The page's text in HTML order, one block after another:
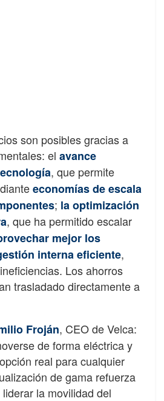
son posibles gracias a
el avance
, que permite
economías de escala
; la optimización
, que ha permitido escalar
mejor los
interna eficiente,
Los ahorros
trasladado directamente a
Froján, CEO de Velca:
de forma eléctrica y
real para cualquier
de gama refuerza
la movilidad del